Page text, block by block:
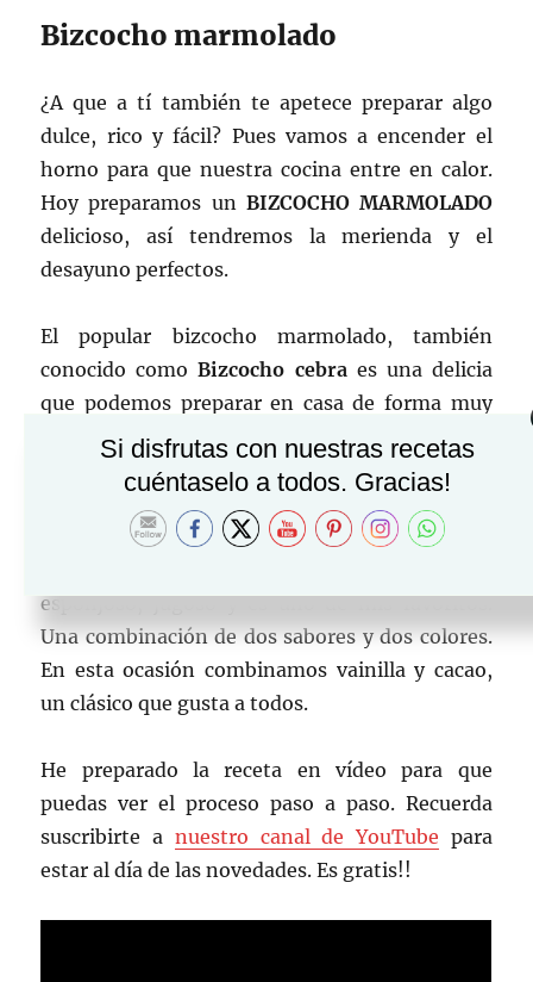
Bizcocho marmolado
¿A que a tí también te apetece preparar algo
dulce, rico y fácil? Pues vamos a encender el
horno para que nuestra cocina entre en calor.
Hoy preparamos un BIZCOCHO MARMOLADO
delicioso, así tendremos la merienda y el
desayuno perfectos.
El popular bizcocho marmolado, también
conocido comoBizcocho cebra es una delicia
que podemos preparar en casa de forma muy
fácil y sencilla. Queda un corte precioso y
espectacular.
Tenía muchas ganas de compartir con vosotros
esponjoso, jugoso y es uno de mis favoritos.
Una combinación de dos sabores y dos colores.
En esta ocasión combinamos vainilla y cacao,
un clásico que gusta a todos.
He preparado la receta en vídeo para que
puedas ver el proceso paso a paso. Recuerda
suscribirte a nuestro canal de YouTube para
estar al día de las novedades. Es gratis!!
Si disfrutas con nuestras recetas
cuéntaselo a todos. Gracias!